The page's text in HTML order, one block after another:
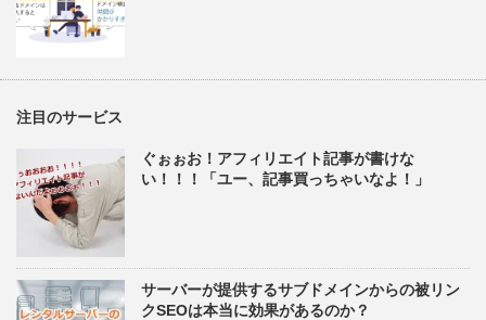
注目のサービス
ぐぉぉお！アフィリエイト記事が書けな
い！！！「ユー、記事買っちゃいなよ！」
サーバーが提供するサブドメインからの被リン
クSEOは本当に効果があるのか？